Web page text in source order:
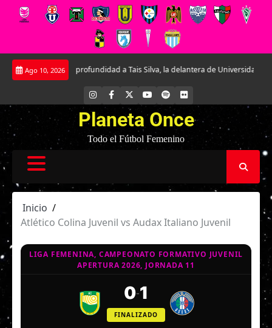
Saltar
Ago 10, 2026
en profundidad a Tais Silva, la delantera de Universidad Católica.
INSTAGRAM
FACEBOOK YOUTUBE
SPOTIFYFLICKR
Planeta Once
Todo el Fútbol Femenino
Inicio
Atlético Colina Juvenil vs Audax Italiano Juvenil
LIGA FEMENINA, CAMPEONATO FORMATIVO JUVENIL
APERTURA 2026, JORNADA 11
0-1
FINALIZADO